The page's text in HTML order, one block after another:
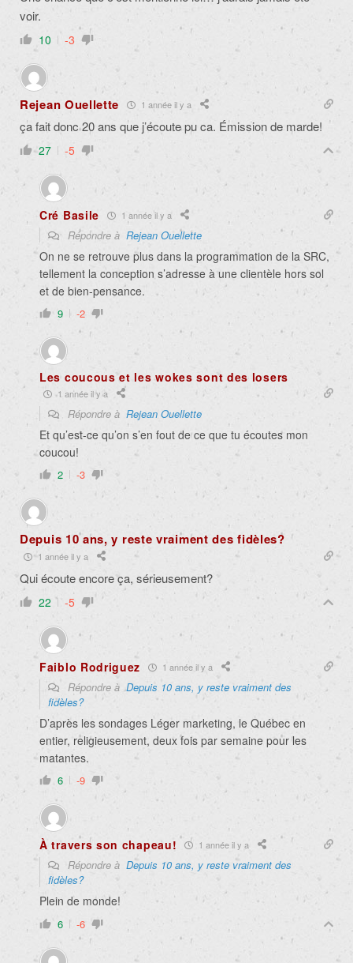
voir.
10 -3
Rejean Ouellette 1 année il y a
ça fait donc 20 ans que j’écoute pu ca. Émission de marde!
27 -5
Cré Basile 1 année il y a
Répondre à Rejean Ouellette
On ne se retrouve plus dans la programmation de la SRC,
tellement la conception s’adresse à une clientèle hors sol
et de bien-pensance.
9 -2
Les coucous et les wokes sont des losers
1 année il y a
Répondre à Rejean Ouellette
Et qu’est-ce qu’on s’en fout de ce que tu écoutes mon
coucou!
2 -3
Depuis 10 ans, y reste vraiment des fidèles?
1 année il y a
Qui écoute encore ça, sérieusement?
22 -5
Faiblo Rodriguez 1 année il y a
Répondre àDepuis 10 ans, y reste vraiment des
fidèles?
D’après les sondages Léger marketing, le Québec en
entier, religieusement, deux fois par semaine pour les
matantes.
6 -9
À travers son chapeau! 1 année il y a
Répondre à Depuis 10 ans, y reste vraiment des
fidèles?
Plein de monde!
6 -6